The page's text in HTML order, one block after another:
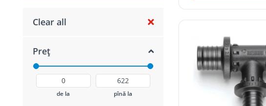
Clear all
Preț
de la pînă la